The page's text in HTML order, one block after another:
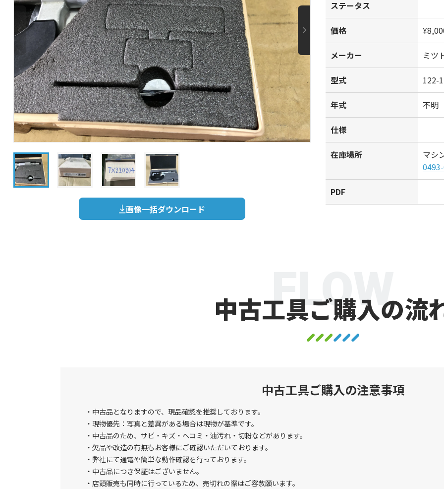
画像一括ダウンロード
ステータス
価格
メーカー ミツ
型式 122-
年式 不明
仕様
在庫場所
マシ
PDF
中古工具ご購入の流
FLOW
中古工具ご購入の注意事項
中古品となりますので、現品確認を推奨しております。
現物優先：写真と差異がある場合は現物が基準です。
中古品のため、サビ・キズ・ヘコミ・油汚れ・切粉などがあります。
欠品や改造の有無もお客様にご確認いただいております。
弊社にて通電や簡単な動作確認を行っております。
中古品につき保証はございません。
店頭販売も同時に行っているため、売切れの際はご容赦願います。